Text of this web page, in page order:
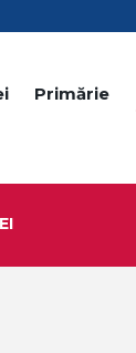
Primărie